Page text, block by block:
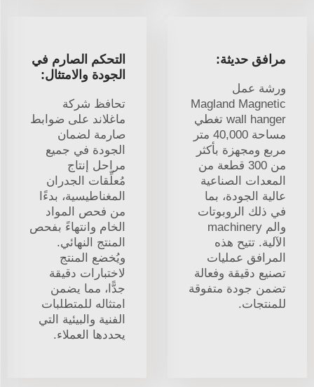
مرافق حديثة:
ورشة عمل
Magland Magnetic
wall hanger تغطي
مساحة 40,000 متر
مربع ومجهزة بأكثر
من 300 قطعة من
المعدات الصناعية
عالية الجودة، بما
في ذلك الروبوتات
والم machinery
الآلية. تتيح هذه
المرافق عمليات
تصنيع دقيقة وفعالة
تضمن جودة متفوقة
للمنتجات.
التحكم الصارم في
الجودة والامتثال:
تحافظ شركة
ماغلاند على ضوابط
صارمة لضمان
الجودة في جميع
مراحل إنتاج
مُعلِّقات الجدران
المغناطيسية، بدءًا
من فحص المواد
الخام وانتهاءً بفحص
المنتج النهائي.
ويُخضع المنتج
لاختبارات دقيقة
جدًّا، مما يضمن
امتثاله للمتطلبات
الفنية والبيئية التي
يحددها العملاء.